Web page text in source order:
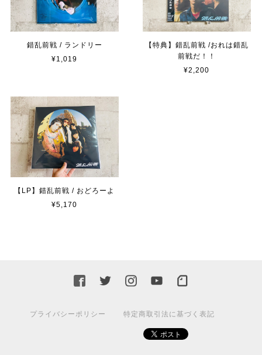
錯乱前戦 / ランドリー
¥1,019
【特典】錯乱前戦 /おれは錯乱
前戦だ！！
¥2,200
【LP】錯乱前戦 / おどろーよ
¥5,170
プライバシーポリシー 特定商取引法に基づく表記